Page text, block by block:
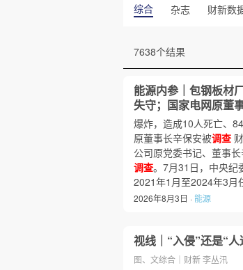
综合 杂志 财新数
7638个结果
能源内参｜包钢板材
失守；国家电网原董
爆炸，造成10人死亡、
原董事长辛保安被调查
公司原党委书记、董事
调查。7月31日，中央纪
2021年1月至2024年3
2026年8月3日 · 能源
视线｜“入侵”还是“
图、文综合｜财新 李丛汛